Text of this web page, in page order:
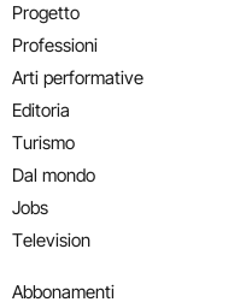
Progetto
Professioni
Arti performative
Editoria
Turismo
Dal mondo
Jobs
Television
Abbonamenti